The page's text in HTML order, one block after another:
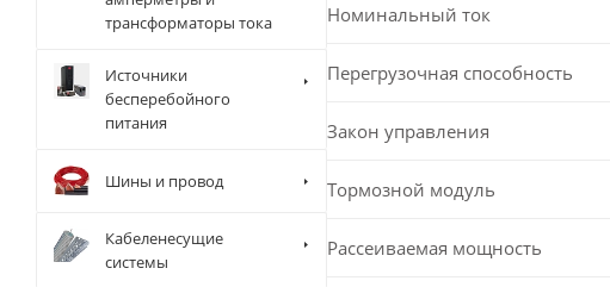
Номинальный ток
Перегрузочная способность
Закон управления
Тормозной модуль
Рассеиваемая мощность
трансформаторы тока
Источники
бесперебойного
питания
Шины и провод
Кабеленесущие
системы